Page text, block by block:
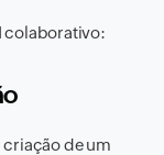
colaborativo:
criação de um